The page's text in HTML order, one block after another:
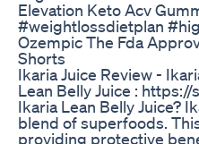
Elevation Keto Acv
#weightlossdietplan
Ozempic The Fda
Shorts
Ikaria Juice Review -
Lean Belly Juice :
Ikaria Lean Belly Juice?
blend of superfoods.
providing protective